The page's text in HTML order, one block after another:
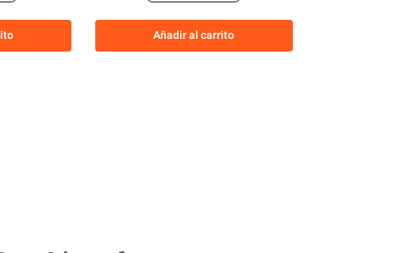
Añadir al carrito